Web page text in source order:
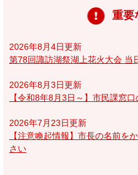
重要
2026年8月4日更新
第78回諏訪湖祭湖上花火大会 当
2026年8月3日更新
【令和8年8月3日～】市民課窓
2026年7月23日更新
【注意喚起情報】市長の名前を
さい